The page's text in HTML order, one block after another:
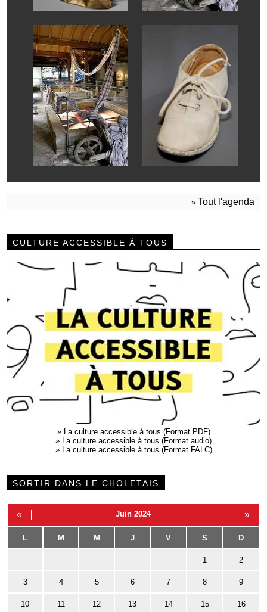
» Tout l'agenda
CULTURE ACCESSIBLE À TOUS
» La culture accessible à tous (Format PDF)
» La culture accessible à tous (Format audio)
» La culture accessible à tous (Format FALC)
SORTIR DANS LE CHOLETAIS
« Juin 2024 »
L M M J V S D
1 2
3 4 5 6 7 8 9
10 11 12 13 14 15 16